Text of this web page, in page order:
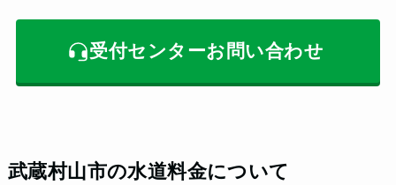
受付センターお問い合わせ
武蔵村山市の水道料金について